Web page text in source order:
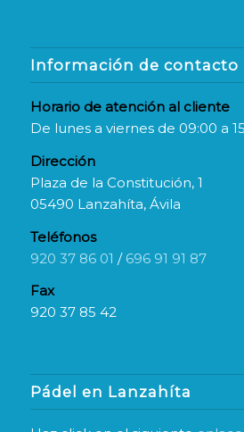
Información de contacto
Horario de atención al cliente
De lunes a viernes de 09:00 a
Dirección
Plaza de la Constitución, 1
05490 Lanzahíta, Ávila
Teléfonos
920 37 86 01 / 696 91 91 87
Fax
920 37 85 42
Pádel en Lanzahíta